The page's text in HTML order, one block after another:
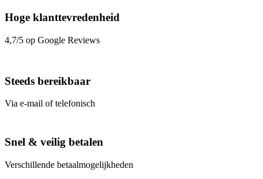
Hoge klanttevredenheid
4,7/5 op Google Reviews
Steeds bereikbaar
Via e-mail of telefonisch
Snel & veilig betalen
Verschillende betaalmogelijkheden